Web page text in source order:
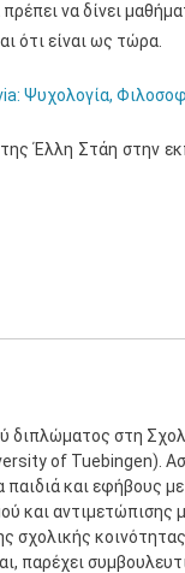
να δίνει
ότι είναι ως τώρα.
Ψυχολογία,
Έλλη Στάη στην
διπλώματος στη
of Tuebingen).
και εφήβους με
και
σχολικής
παρέχει